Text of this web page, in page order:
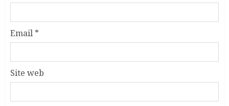
Email *
Site web